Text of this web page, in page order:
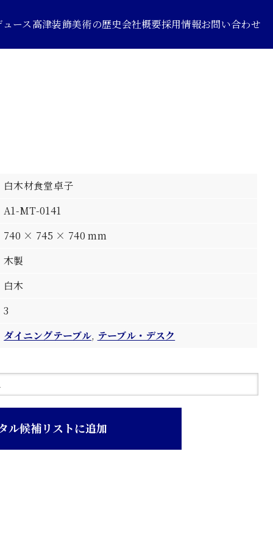
ース高津装飾美術の歴史会社概要採用情報お問い合わせ
白木材食堂卓子
A1-MT-0141
740 × 745 × 740 mm
木製
白木
3
ダイニングテーブル, テーブル・デスク
ル候補リストに追加